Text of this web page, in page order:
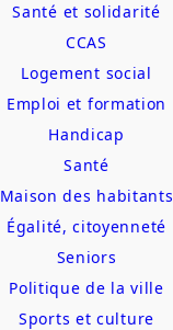
Santé et solidarité
CCAS
Logement social
Emploi et formation
Handicap
Santé
Maison des habitants
Égalité, citoyenneté
Seniors
Politique de la ville
Sports et culture